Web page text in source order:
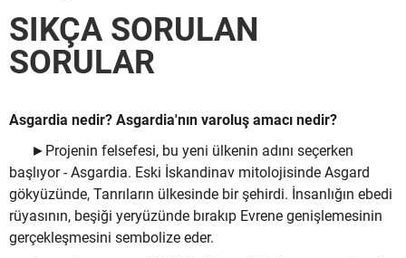
SIKÇA SORULAN
SORULAR
Asgardia nedir? Asgardia'nın varoluş amacı nedir?
►Projenin felsefesi, bu yeni ülkenin adını seçerken
başlıyor - Asgardia. Eski İskandinav mitolojisinde Asgard
gökyüzünde, Tanrıların ülkesinde bir şehirdi. İnsanlığın ebedi
rüyasının, beşiği yeryüzünde bırakıp Evrene genişlemesinin
gerçekleşmesini sembolize eder.